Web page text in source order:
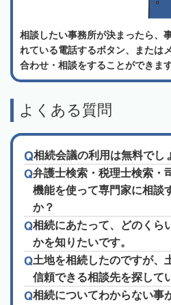
相談したい事務所が決まったら、
れている電話するボタン、または
合わせ・相談をすることができます
よくある質問
相続会議の利用は無料でし
弁護士検索・税理士検索・
機能を使って専門家に相談
か？
相続にあたって、どのくら
かを知りたいです。
土地を相続したのですが、
信頼できる相談先を探して
相続についてわからない事